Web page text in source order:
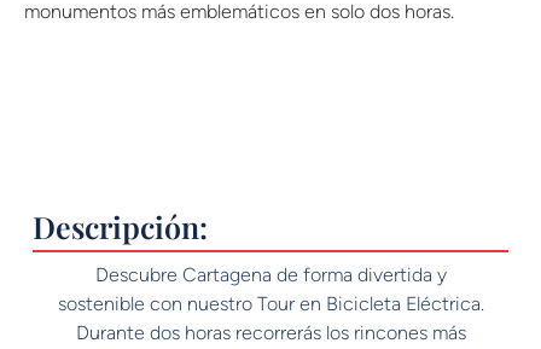
monumentos más emblemáticos en solo dos horas.
Descripción:
Descubre Cartagena de forma divertida y
sostenible con nuestro Tour en Bicicleta Eléctrica.
Durante dos horas recorrerás los rincones más